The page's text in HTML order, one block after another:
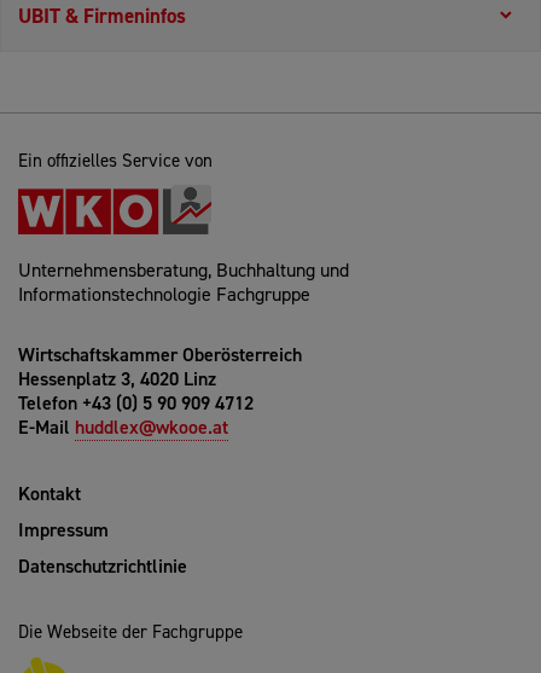
UBIT & Firmeninfos
Ein offizielles Service von
Unternehmensberatung, Buchhaltung und
Informationstechnologie Fachgruppe
Wirtschaftskammer Oberösterreich
Hessenplatz 3, 4020 Linz
Telefon +43 (0) 5 90 909 4712
E-Mail huddlex@wkooe.at
Kontakt
Impressum
Datenschutzrichtlinie
Die Webseite der Fachgruppe